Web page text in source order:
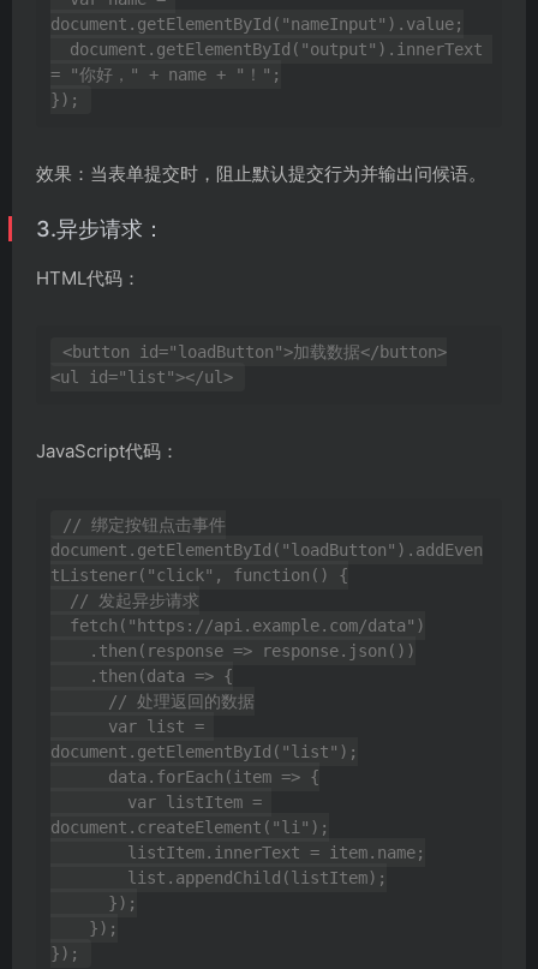
document.getElementById("nameInput").value;
= "你好，" + name + "！";
效果：当表单提交时，阻止默认提交行为并输出问候语。
3.异步请求：
HTML代码：
<button id="loadButton">加载数据</button>
JavaScript代码：
// 绑定按钮点击事件
document.getElementById("loadButton").addEven
tListener("click", function() {
document.getElementById("list");
document.createElement("li");